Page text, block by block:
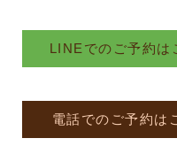
LINEでのご予約は
電話でのご予約は